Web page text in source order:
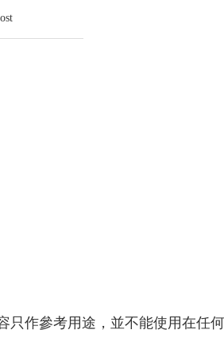
只作參考用途，並不能使用在任